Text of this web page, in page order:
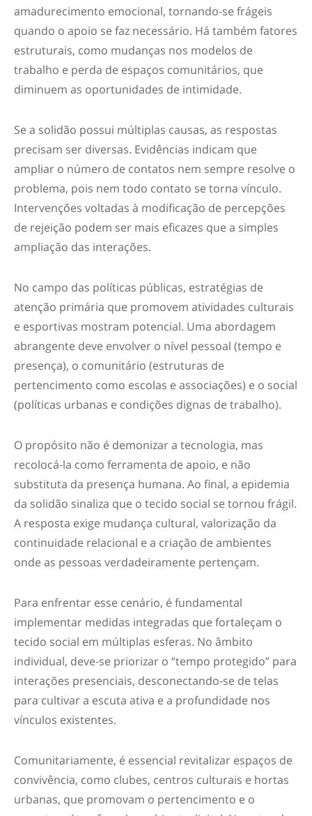
amadurecimento emocional, tornando-se frágeis
quando o apoio se faz necessário. Há também fatores
estruturais, como mudanças nos modelos de
trabalho e perda de espaços comunitários, que
diminuem as oportunidades de intimidade.
Se a solidão possui múltiplas causas, as respostas
precisam ser diversas. Evidências indicam que
ampliar o número de contatos nem sempre resolve o
problema, pois nem todo contato se torna vínculo.
Intervenções voltadas à modificação de percepções
de rejeição podem ser mais eficazes que a simples
ampliação das interações.
No campo das políticas públicas, estratégias de
atenção primária que promovem atividades culturais
e esportivas mostram potencial. Uma abordagem
abrangente deve envolver o nível pessoal (tempo e
presença), o comunitário (estruturas de
pertencimento como escolas e associações) e o social
(políticas urbanas e condições dignas de trabalho).
O propósito não é demonizar a tecnologia, mas
recolocá-la como ferramenta de apoio, e não
substituta da presença humana. Ao final, a epidemia
da solidão sinaliza que o tecido social se tornou frágil.
A resposta exige mudança cultural, valorização da
continuidade relacional e a criação de ambientes
onde as pessoas verdadeiramente pertençam.
Para enfrentar esse cenário, é fundamental
implementar medidas integradas que fortaleçam o
tecido social em múltiplas esferas. No âmbito
individual, deve-se priorizar o “tempo protegido” para
interações presenciais, desconectando-se de telas
para cultivar a escuta ativa e a profundidade nos
vínculos existentes.
Comunitariamente, é essencial revitalizar espaços de
convivência, como clubes, centros culturais e hortas
urbanas, que promovam o pertencimento e o